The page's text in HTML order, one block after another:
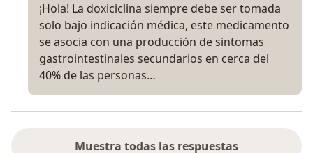
¡Hola! La doxiciclina siempre debe ser tomada
solo bajo indicación médica, este medicamento
se asocia con una producción de sintomas
gastrointestinales secundarios en cerca del
40% de las personas…
Muestra todas las respuestas